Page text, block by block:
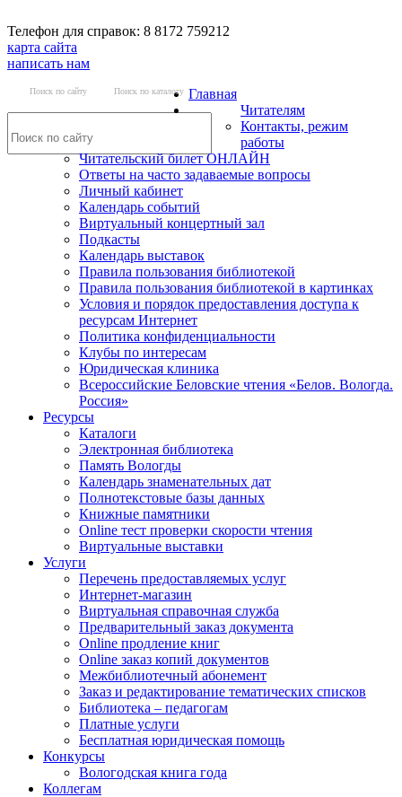
Телефон для справок: 8 8172 759212
карта сайта
написать нам
Поиск по сайту Поиск по каталогу Главная
Читателям
Контакты, режим
работы
Читательский билет ОНЛАЙН
Ответы на часто задаваемые вопросы
Личный кабинет
Календарь событий
Виртуальный концертный зал
Подкасты
Календарь выставок
Правила пользования библиотекой
Правила пользования библиотекой в картинках
Условия и порядок предоставления доступа к
ресурсам Интернет
Политика конфиденциальности
Клубы по интересам
Юридическая клиника
Всероссийские Беловские чтения «Белов. Вологда.
Россия»
Ресурсы
Каталоги
Электронная библиотека
Память Вологды
Календарь знаменательных дат
Полнотекстовые базы данных
Книжные памятники
Online тест проверки скорости чтения
Виртуальные выставки
Услуги
Перечень предоставляемых услуг
Интернет-магазин
Виртуальная справочная служба
Предварительный заказ документа
Online продление книг
Online заказ копий документов
Межбиблиотечный абонемент
Заказ и редактирование тематических списков
Библиотека – педагогам
Платные услуги
Бесплатная юридическая помощь
Конкурсы
Вологодская книга года
Коллегам